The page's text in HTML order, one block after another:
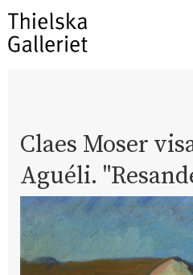
Claes Moser
Aguéli.